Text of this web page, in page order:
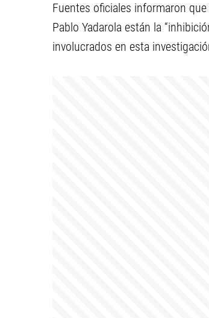
Fuentes oficiales informaron
Pablo Yadarola están la
involucrados en esta